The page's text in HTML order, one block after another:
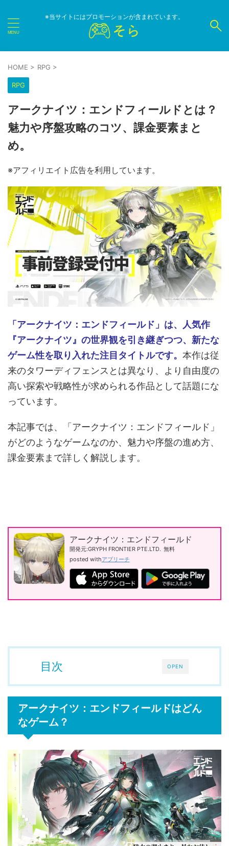
※当サイトにはプロモーションが含まれています。
HOME > RPG >
RPG
アークナイツ：エンドフィールドとは？
魅力や序盤攻略のコツ、課金要素まと
め。
※アフィリエイト広告を利用しています。
「アークナイツ：エンドフィールド」は、人気作
『アークナイツ』の世界観を引き継ぎつつ、新たな
ゲーム性を取り入れた注目タイトルです。 本作は従
来のタワーディフェンスとは異なり、より自由度の
高い探索や戦略性が求められる作品として話題にな
っています。
本記事では、「アークナイツ：エンドフィールド」
がどのようなゲームなのか、魅力や序盤の進め方、
課金要素まで詳しく解説します。
アークナイツ：エンドフィールド
開発元:GRYPH FRONTIER PTE.LTD. 無料
posted withアプリーチ
OPEN
目次
アークナイツ：エンドフィールドはどん
なゲーム？